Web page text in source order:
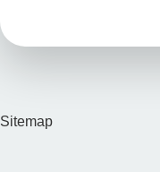
Sitemap